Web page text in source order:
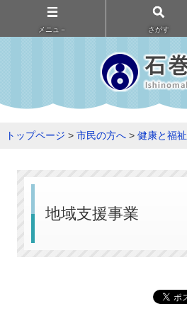
メニュ－ さがす
トップページ > 市民の方へ > 健康と福祉
地域支援事業